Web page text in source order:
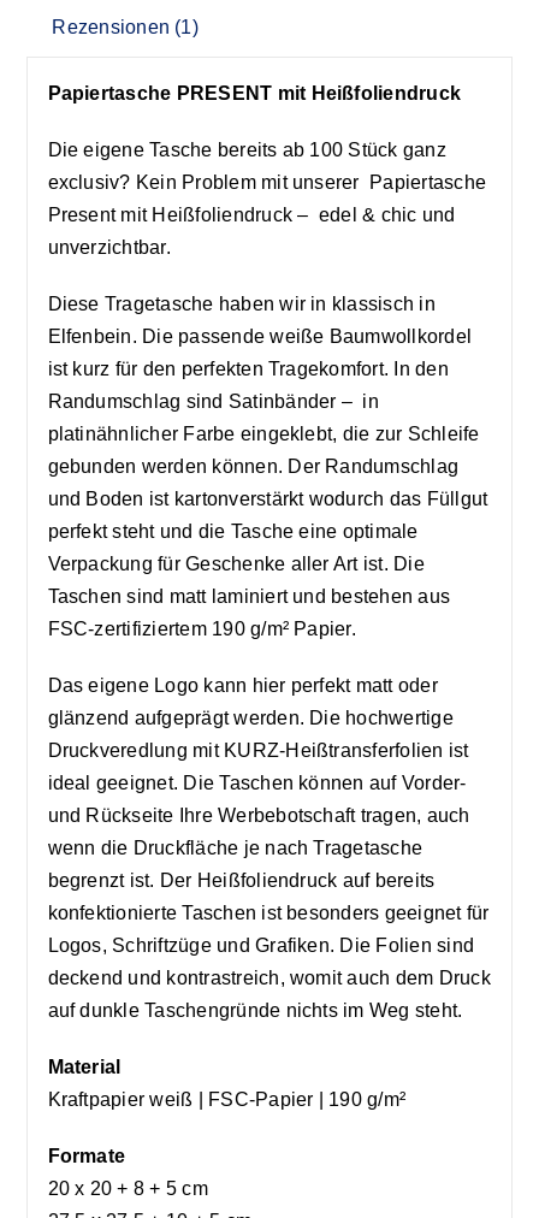
Rezensionen (1)
Papiertasche PRESENT mit Heißfoliendruck
Die eigene Tasche bereits ab 100 Stück ganz
exclusiv? Kein Problem mit unserer Papiertasche
Present mit Heißfoliendruck – edel & chic und
unverzichtbar.
Diese Tragetasche haben wir in klassisch in
Elfenbein. Die passende weiße Baumwollkordel
ist kurz für den perfekten Tragekomfort. In den
Randumschlag sind Satinbänder – in
platinähnlicher Farbe eingeklebt, die zur Schleife
gebunden werden können. Der Randumschlag
und Boden ist kartonverstärkt wodurch das Füllgut
perfekt steht und die Tasche eine optimale
Verpackung für Geschenke aller Art ist. Die
Taschen sind matt laminiert und bestehen aus
FSC-zertifiziertem 190 g/m² Papier.
Das eigene Logo kann hier perfekt matt oder
glänzend aufgeprägt werden. Die hochwertige
Druckveredlung mit KURZ-Heißtransferfolien ist
ideal geeignet. Die Taschen können auf Vorder-
und Rückseite Ihre Werbebotschaft tragen, auch
wenn die Druckfläche je nach Tragetasche
begrenzt ist. Der Heißfoliendruck auf bereits
konfektionierte Taschen ist besonders geeignet für
Logos, Schriftzüge und Grafiken. Die Folien sind
deckend und kontrastreich, womit auch dem Druck
auf dunkle Taschengründe nichts im Weg steht.
Material
Kraftpapier weiß | FSC-Papier | 190 g/m²
Formate
20 x 20 + 8 + 5 cm